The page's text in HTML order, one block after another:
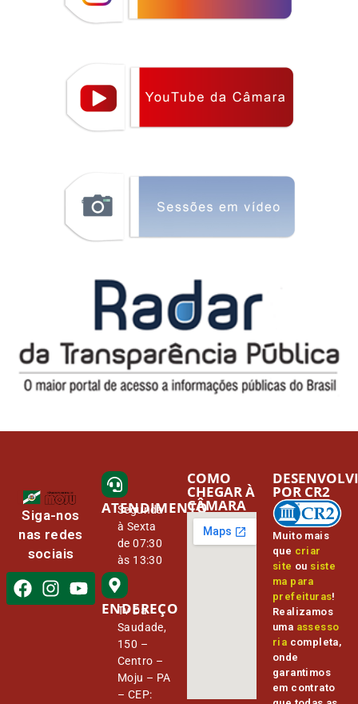
Siga-nos
nas redes
sociais
ATENDIMENTO
Segunda
à Sexta
de 07:30
às 13:30
ENDEREÇO
Tv Da
Saudade,
150 –
Centro –
Moju – PA
– CEP:
COMO
CHEGAR À
CÂMARA
Muito mais
que criar
site ou siste
ma para
prefeituras!
Realizamos
uma assesso
ria completa,
onde
garantimos
em contrato
POR CR2